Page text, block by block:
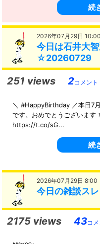
続
2026年07月29日 10:00
今日は石井大
☆20260729
251 views 2コメント
＼ #HappyBirthday ／本日7
です。おめでとうございます
https://t.co/sG...
続
2026年07月29日 8:00
今日の雑談ス
2175 views 43コメ